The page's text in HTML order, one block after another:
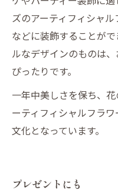
ズのアーティフィシャ
などに装飾することが
ルなデザインのものは
ぴったりです。
一年中美しさを保ち、
ーティフィシャルフラ
文化となっています。
プレゼントにも